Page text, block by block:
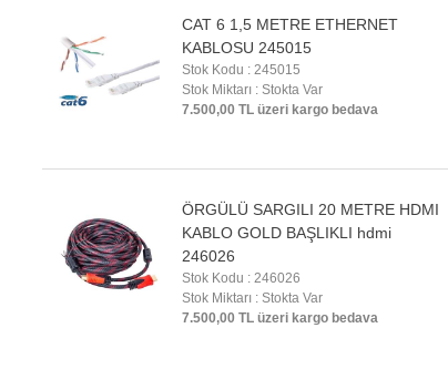
CAT 6 1,5 METRE ETHERNET
KABLOSU 245015
Stok Kodu : 245015
Stok Miktarı : Stokta Var
7.500,00 TL üzeri kargo bedava
ÖRGÜLÜ SARGILI 20 METRE HDMI
KABLO GOLD BAŞLIKLI hdmi
246026
Stok Kodu : 246026
Stok Miktarı : Stokta Var
7.500,00 TL üzeri kargo bedava